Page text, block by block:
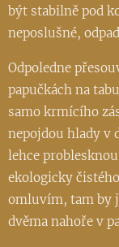
být stabilně pod
neposlušné,
Odpoledne
papučkách na
samo krmícího
nepojdou hlady v
lehce
ekologicky
omluvím, tam by
dvěma nahoře v